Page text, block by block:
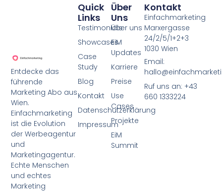
Entdecke das
führende
Marketing Abo aus
Wien.
Einfachmarketing
ist die Evolution
der Werbeagentur
und
Marketingagentur.
Echte Menschen
und echtes
Marketing
Über
Uns
Über uns
EiM
Updates
Karriere
Preise
Use
Cases
Projekte
EiM
Summit
Quick
Links
Testimonials
Showcases
Case
Study
Blog
Kontakt
Datenschutzerklärung
Impressum
Kontakt
Einfachmarketing
Marxergasse
24/2/5/1+2+3
1030 Wien
Email:
Ruf uns an: +43
660 1333224